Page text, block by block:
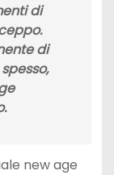
di
di
new age